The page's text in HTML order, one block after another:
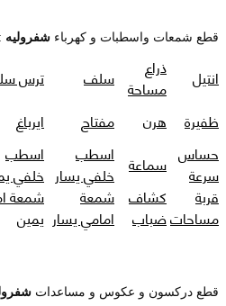
قطع شمعات واسطبات و كهرباء شفروليه :
انتيل
ذراع
مساحة سلف ترس
ظفيرة
هرن مفتاح ايرباغ
حساس
سرعة
سماعة اسطب
خلفي يسار
اسطب
خلفي
قربة
مساحات
كشاف
ضباب
شمعة
امامي يسار
شمعة
يمين
قطع دركسون و عكوس و مساعدات